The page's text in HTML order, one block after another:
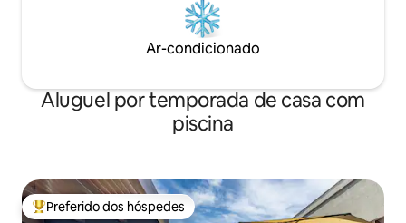
Ar-condicionado
Aluguel por temporada de casa com
piscina
Entre os melhores preferidos dos hóspedes
Preferido dos hóspedes